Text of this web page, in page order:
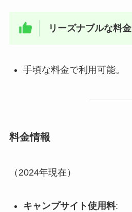
リーズナブルな料金
手頃な料金で利用可能。
料金情報
（2024年現在）
キャンプサイト使用料: